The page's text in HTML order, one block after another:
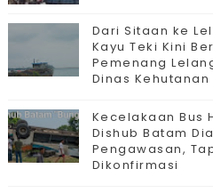
Dari Sitaan ke
Kayu Teki Kini
Pemenang
Dinas Kehutanan
Kecelakaan Bus
Dishub Batam
Pengawasan,
Dikonfirmasi